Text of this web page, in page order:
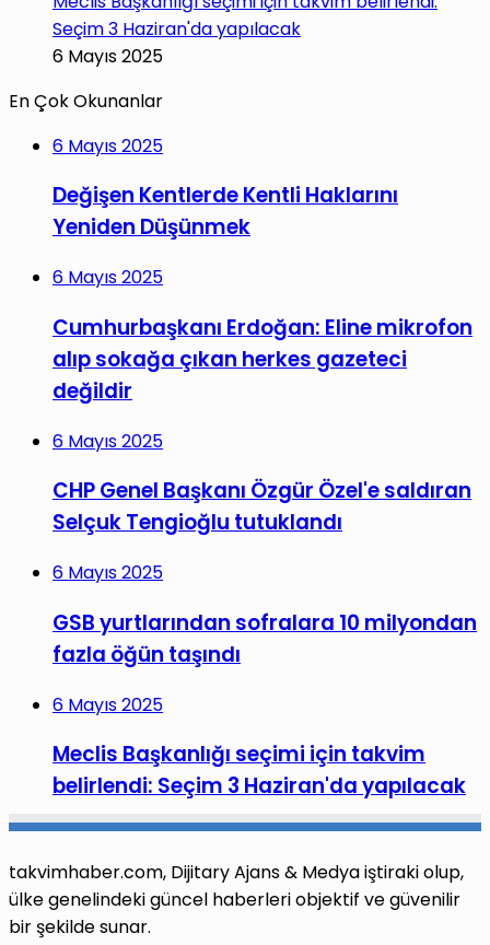
Seçim 3 Haziran'da yapılacak
6 Mayıs 2025
En Çok Okunanlar
6 Mayıs 2025
Değişen Kentlerde Kentli Haklarını
Yeniden Düşünmek
6 Mayıs 2025
Cumhurbaşkanı Erdoğan: Eline mikrofon
alıp sokağa çıkan herkes gazeteci
değildir
6 Mayıs 2025
CHP Genel Başkanı Özgür Özel'e saldıran
Selçuk Tengioğlu tutuklandı
6 Mayıs 2025
GSB yurtlarından sofralara 10 milyondan
fazla öğün taşındı
6 Mayıs 2025
Meclis Başkanlığı seçimi için takvim
belirlendi: Seçim 3 Haziran'da yapılacak
takvimhaber.com, Dijitary Ajans & Medya iştiraki olup,
ülke genelindeki güncel haberleri objektif ve güvenilir
bir şekilde sunar.